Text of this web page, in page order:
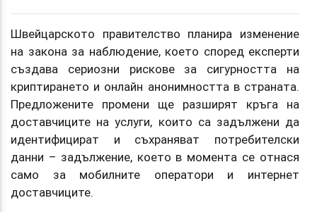
Швейцарското правителство планира изменение
на закона за наблюдение, което според експерти
създава сериозни рискове за сигурността на
криптирането и онлайн анонимността в страната.
Предложените промени ще разширят кръга на
доставчиците на услуги, които са задължени да
идентифицират и съхраняват потребителски
данни – задължение, което в момента се отнася
само за мобилните оператори и интернет
доставчиците.